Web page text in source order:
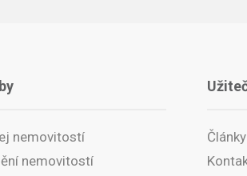
nemovitostí
nemovitostí
Články